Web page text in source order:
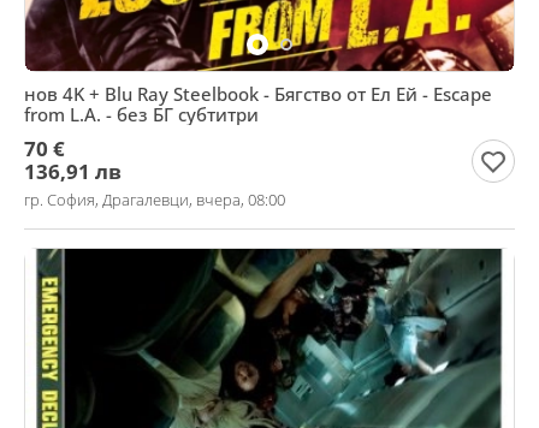
нов 4K + Blu Ray Steelbook - Бягство от Ел Ей - Escape
from L.A. - без БГ субтитри
70 €
136,91 лв
гр. София, Драгалевци, вчера, 08:00